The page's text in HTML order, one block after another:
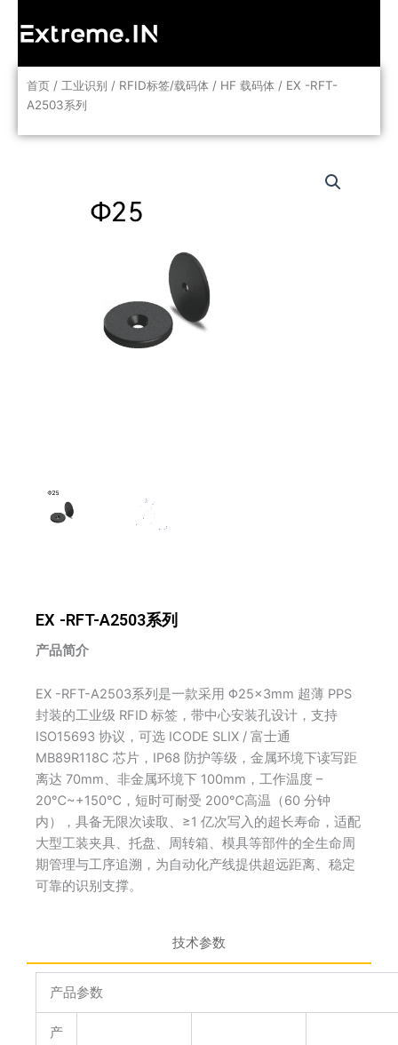
首页 / 工业识别 / RFID标签/载码体 / HF 载码体 / EX -RFT-
A2503系列
EX -RFT-A2503系列
产品简介
EX -RFT-A2503系列是一款采用 Φ25×3mm 超薄 PPS
封装的工业级 RFID 标签，带中心安装孔设计，支持
ISO15693 协议，可选 ICODE SLIX / 富士通
MB89R118C 芯片，IP68 防护等级，金属环境下读写距
离达 70mm、非金属环境下 100mm，工作温度 –
20℃~+150℃，短时可耐受 200℃高温（60 分钟
内），具备无限次读取、≥1 亿次写入的超长寿命，适配
大型工装夹具、托盘、周转箱、模具等部件的全生命周
期管理与工序追溯，为自动化产线提供超远距离、稳定
可靠的识别支撑。
技术参数
产品参数
产